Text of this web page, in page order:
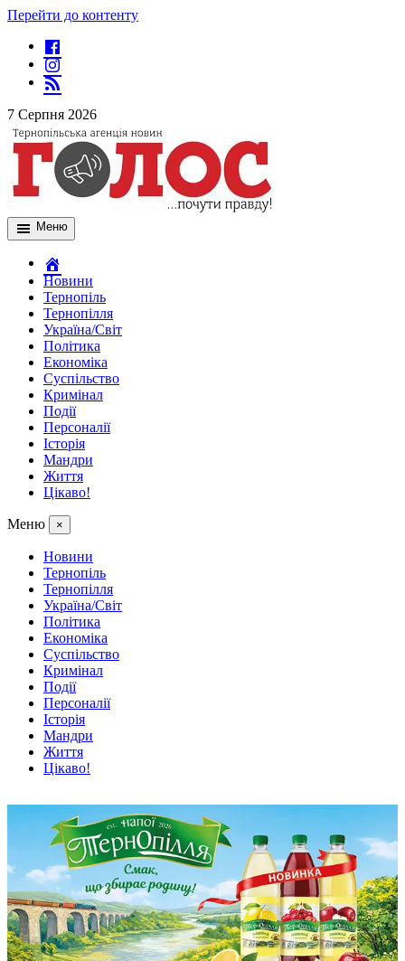
Перейти до контенту
7 Серпня 2026
Меню
Новини
Тернопіль
Тернопілля
Україна/Світ
Політика
Економіка
Суспільство
Кримінал
Події
Персоналії
Історія
Мандри
Життя
Цікаво!
Меню ×
Новини
Тернопіль
Тернопілля
Україна/Світ
Політика
Економіка
Суспільство
Кримінал
Події
Персоналії
Історія
Мандри
Життя
Цікаво!